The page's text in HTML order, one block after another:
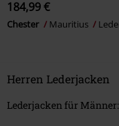
184,99 €
Chester Mauritius
Herren Lederjacken
Lederjacken für